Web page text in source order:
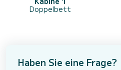
Doppelbett
Haben Sie eine Frage?